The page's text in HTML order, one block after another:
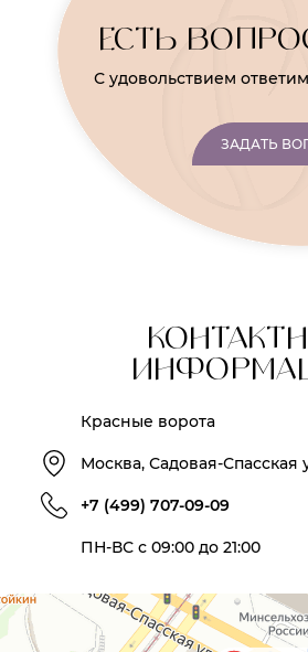
ЕСТЬ
С удовольствием
ЗАДАТЬ
Красные ворота
Москва, Садовая-Спасская
+7 (499) 707-09-09
ПН-ВС с 09:00 до 21:00